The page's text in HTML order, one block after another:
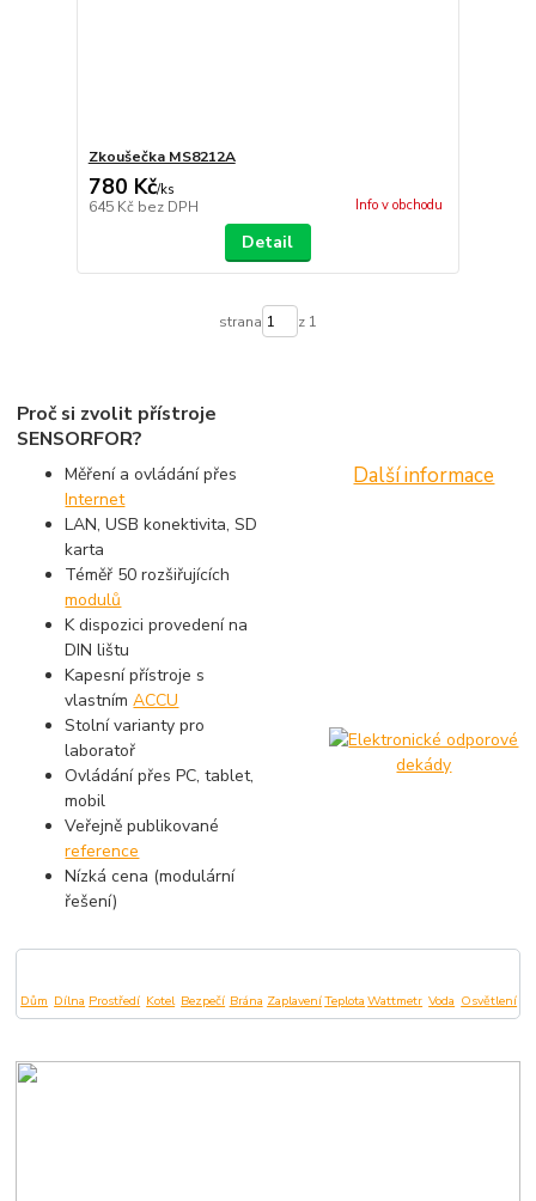
Zkoušečka MS8212A
780 Kč/ks
645 Kč bez DPH Info v obchodu
Detail
strana z 1
Proč si zvolit přístroje
SENSORFOR?
Měření a ovládání přes
Internet
LAN, USB konektivita, SD
karta
Téměř 50 rozšiřujících
modulů
K dispozici provedení na
DIN lištu
Kapesní přístroje s
vlastnímACCU
Stolní varianty pro
laboratoř
Ovládání přes PC, tablet,
mobil
Veřejně publikované
reference
Nízká cena (modulární
řešení)
Další informace
Dům Dílna Prostředí Kotel Bezpečí Brána ZaplaveníTeplota Wattmetr Voda Osvětlení